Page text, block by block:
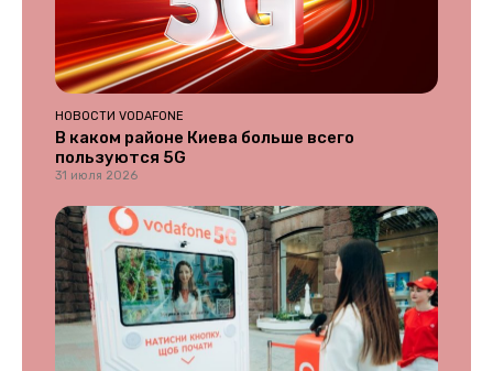
НОВОСТИ VODAFONE
В каком районе Киева больше всего
пользуются 5G
31 июля 2026